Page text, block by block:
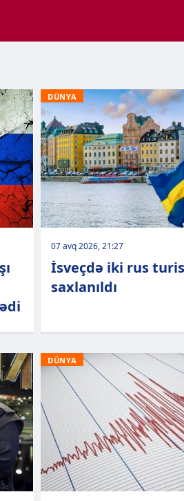
DÜNYA
07 avq 2026, 21:27
İsveçdə iki rus
saxlanıldı
DÜNYA